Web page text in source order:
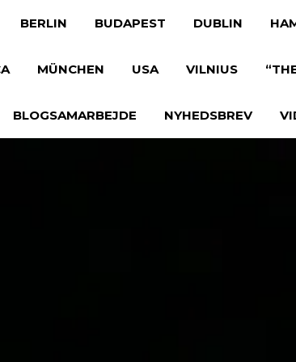
BERLIN BUDAPEST DUBLIN
MÜNCHEN USA VILNIUS
BLOGSAMARBEJDE NYHEDSBREV